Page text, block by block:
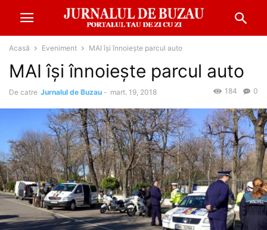
Acasă Eveniment MAI își înnoiește parcul auto
MAI își înnoiește parcul auto
De catre Jurnalul de Buzau - mart. 19, 2018 0
184